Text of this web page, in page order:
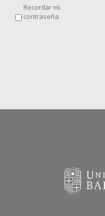
Recordar mi
contraseña